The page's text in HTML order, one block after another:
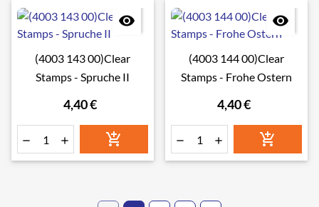

(4003 143 00)Clear
Stamps - Spruche II
4,40 €
  

(4003 144 00)Clear
Stamps - Frohe Ostern
4,40 €
  